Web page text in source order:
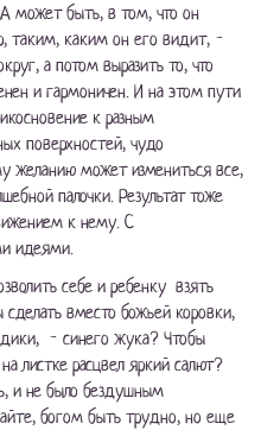
может быть, в том, что он
таким, каким он его видит, -
а потом выразить то, что
и гармоничен. И на этом пути
к разным
поверхностей, чудо
желанию может измениться все,
палочки. Результат тоже
к нему. С
идеями.
себе и ребенку взять
сделать вместо божьей коровки,
- синего жука? Чтобы
листке расцвел яркий салют?
и не было бездушным
богом быть трудно, но еще